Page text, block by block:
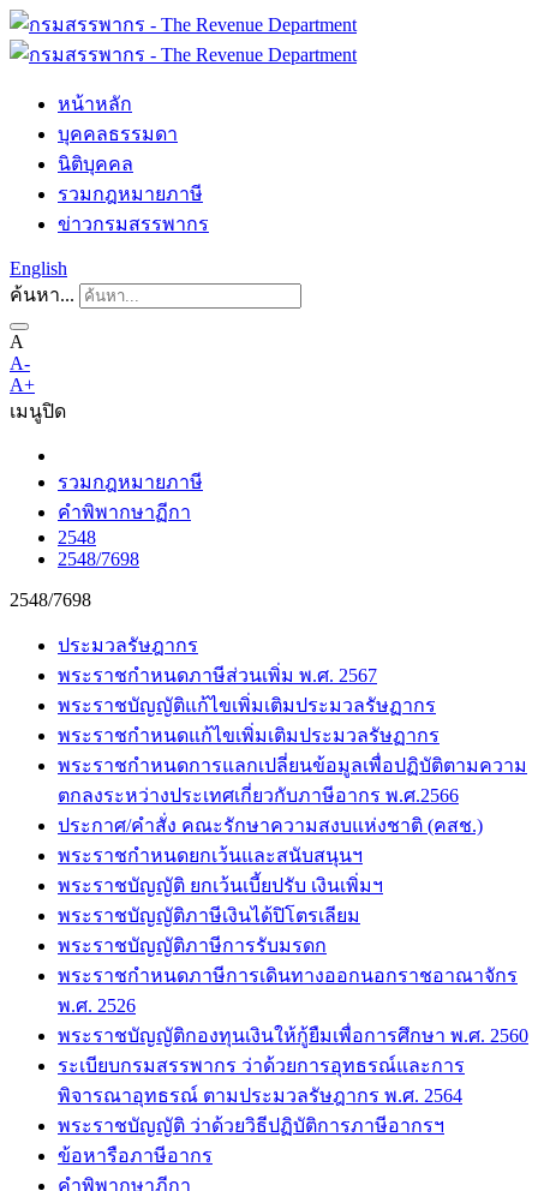
หน้าหลัก
บุคคลธรรมดา
นิติบุคคล
รวมกฎหมายภาษี
ข่าวกรมสรรพากร
English
ค้นหา...
A
A-
A+
เมนูปิด
รวมกฎหมายภาษี
คำพิพากษาฏีกา
2548
2548/7698
2548/7698
ประมวลรัษฎากร
พระราชกำหนดภาษีส่วนเพิ่ม พ.ศ. 2567
พระราชบัญญัติแก้ไขเพิ่มเติมประมวลรัษฏากร
พระราชกำหนดแก้ไขเพิ่มเติมประมวลรัษฏากร
พระราชกำหนดการแลกเปลี่ยนข้อมูลเพื่อปฏิบัติตามความ
ตกลงระหว่างประเทศเกี่ยวกับภาษีอากร พ.ศ.2566
ประกาศ/คำสั่ง คณะรักษาความสงบแห่งชาติ (คสช.)
พระราชกำหนดยกเว้นและสนับสนุนฯ
พระราชบัญญัติ ยกเว้นเบี้ยปรับ เงินเพิ่มฯ
พระราชบัญญัติภาษีเงินได้ปิโตรเลียม
พระราชบัญญัติภาษีการรับมรดก
พระราชกำหนดภาษีการเดินทางออกนอกราชอาณาจักร
พ.ศ. 2526
พระราชบัญญัติกองทุนเงินให้กู้ยืมเพื่อการศึกษา พ.ศ. 2560
ระเบียบกรมสรรพากร ว่าด้วยการอุทธรณ์และการ
พิจารณาอุทธรณ์ ตามประมวลรัษฎากร พ.ศ. 2564
พระราชบัญญัติ ว่าด้วยวิธีปฏิบัติการภาษีอากรฯ
ข้อหารือภาษีอากร
คำพิพากษาฏีกา